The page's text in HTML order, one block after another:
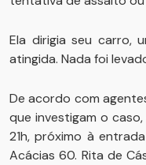
Ela dirigia seu carro,
atingida. Nada foi
De acordo com
que investigam o
21h, próximo à
Acácias 60. Rita de